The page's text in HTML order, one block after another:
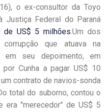
o ex-consultor da Toyo
Justiça Federal do Paraná
de US$ 5 milhões.Um dos
que atuava na
em seu depoimento, em
Cunha a pagar US$ 10
contrato de navios-sonda
total do suborno, contou o
era "merecedor" de US$ 5